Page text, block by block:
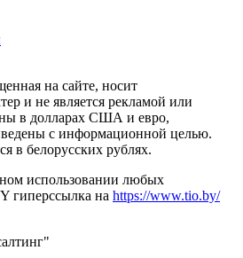
на сайте, носит
и не является рекламой или
в долларах США и евро,
с информационной целью.
в белорусских рублях.
использовании любых
гиперссылка на https://www.tio.by/